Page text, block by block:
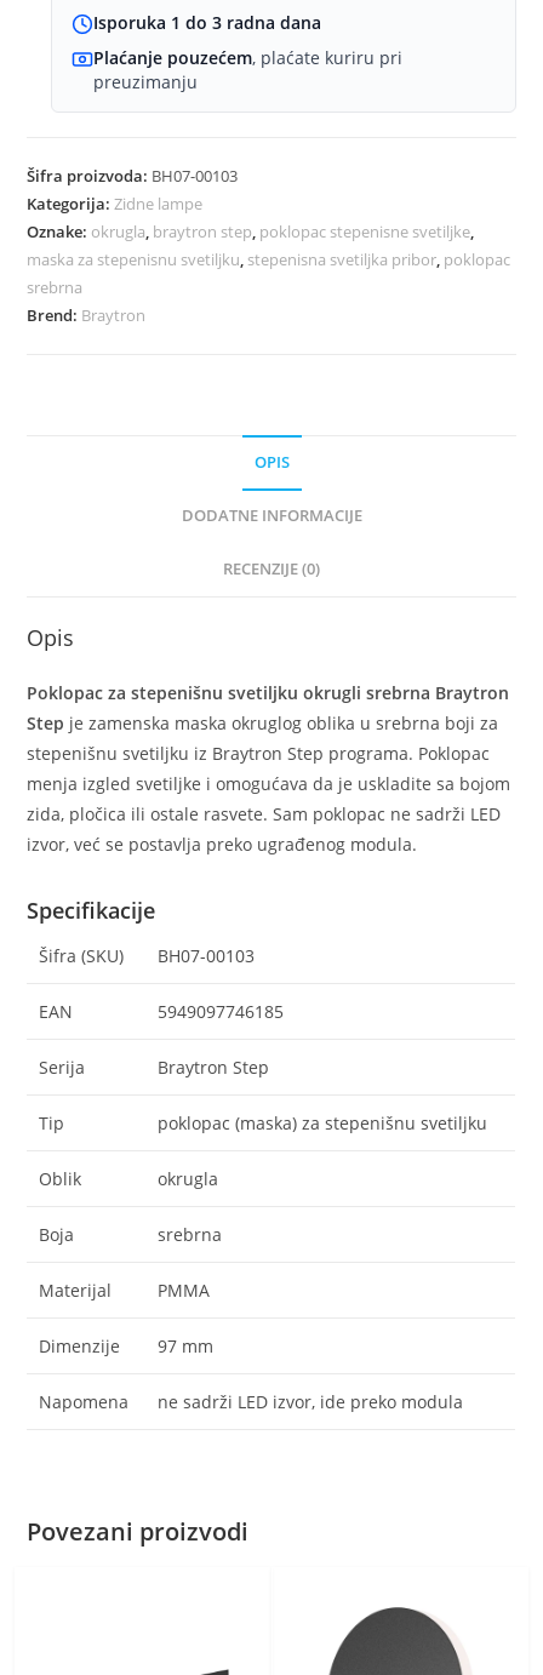
svetlo)
Isporuka 1 do 3 radna dana
Plaćanje pouzećem, plaćate kuriru pri
preuzimanju
Šifra proizvoda: BH07-00103
Kategorija:Zidne lampe
Oznake: okrugla braytron step poklopac stepenisne svetiljke
maska za stepenisnu svetiljku stepenisna svetiljka pribor poklopac
srebrna
Brend: Braytron
OPIS
DODATNE INFORMACIJE
RECENZIJE (0)
Opis
Poklopac za stepenišnu svetiljku okrugli srebrna Braytron
Step je zamenska maska okruglog oblika u srebrna boji za
stepenišnu svetiljku iz Braytron Step programa. Poklopac
menja izgled svetiljke i omogućava da je uskladite sa bojom
zida, pločica ili ostale rasvete. Sam poklopac ne sadrži LED
izvor, već se postavlja preko ugrađenog modula.
Specifikacije
Šifra (SKU) BH07-00103
EAN 5949097746185
Serija Braytron Step
Tip poklopac (maska) za stepenišnu svetiljku
Oblik okrugla
Boja srebrna
Materijal PMMA
Dimenzije 97 mm
Napomena ne sadrži LED izvor, ide preko modula
Povezani proizvodi